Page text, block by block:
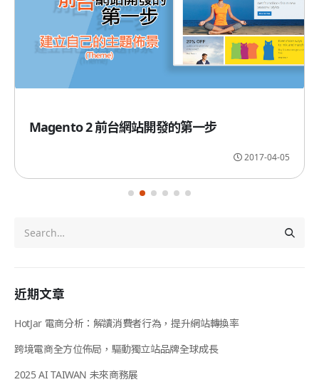
2017-04-05
Magento 2 前台網站開發的第一步
近期文章
HotJar 電商分析：解讀消費者行為，提升網站轉換率
跨境電商全方位佈局，驅動獨立站品牌全球成長
2025 AI TAIWAN 未來商務展